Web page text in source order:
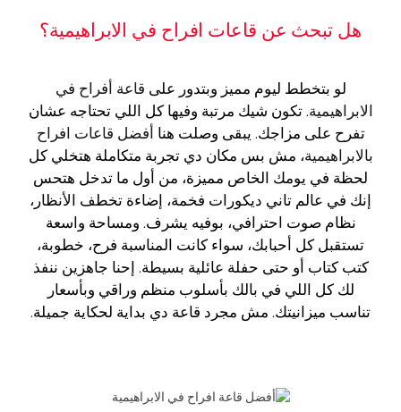
هل تبحث عن قاعات افراح في الابراهيمية؟
لو بتخطط ليوم مميز وبتدور على قاعة أفراح في
الابراهيمية. تكون شيك مرتبة وفيها كل اللي تحتاجه عشان
تفرح على مزاجك. يبقى وصلت هنا أفضل قاعات افراح
بالابراهيمية، مش بس مكان دي تجربة متكاملة هتخلي كل
لحظة في يومك الخاص مميزة، من أول ما تدخل هتحس
إنك في عالم تاني ديكورات فخمة، إضاءة تخطف الأنظار،
نظام صوت احترافي، بوفيه يشرف. ومساحة واسعة
تستقبل كل أحبابك، سواء كانت المناسبة فرح، خطوبة،
كتب كتاب أو حتى حفلة عائلية بسيطة. إحنا جاهزين ننفذ
لك كل اللي في بالك بأسلوب منظم وراقي وبأسعار
تناسب ميزانيتك. مش مجرد قاعة دي بداية لحكاية جميلة.